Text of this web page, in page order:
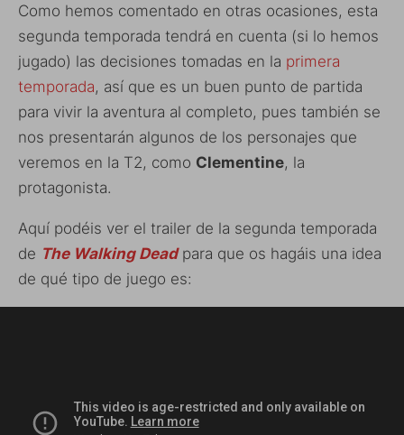
Como hemos comentado en otras ocasiones, esta
segunda temporada tendrá en cuenta (si lo hemos
jugado) las decisiones tomadas en la primera
temporada, así que es un buen punto de partida
para vivir la aventura al completo, pues también se
nos presentarán algunos de los personajes que
veremos en la T2, como Clementine, la
protagonista.
Aquí podéis ver el trailer de la segunda temporada
de The Walking Deadpara que os hagáis una idea
de qué tipo de juego es: